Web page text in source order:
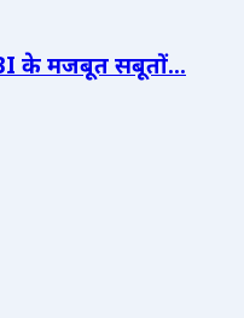
के मजबूत सबूतों...